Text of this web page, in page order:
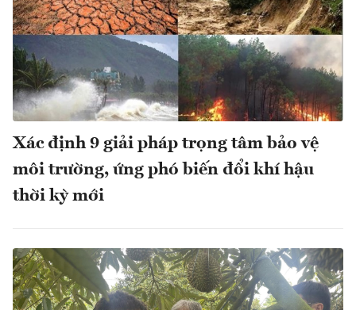
Xác định 9 giải pháp trọng tâm bảo vệ
môi trường, ứng phó biến đổi khí hậu
thời kỳ mới